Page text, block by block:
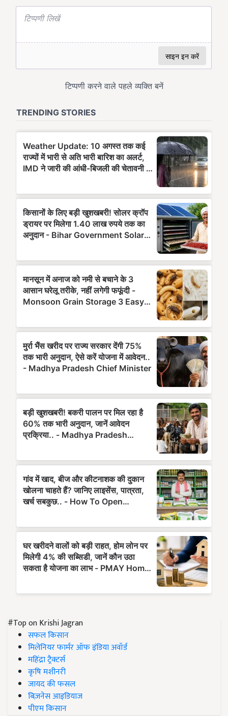
#Top on Krishi Jagran
सफल किसान
मिलेनियर फार्मर ऑफ इंडिया अवॉर्ड
महिंद्रा ट्रैक्टर्स
कृषि मशीनरी
जायद की फसल
बिज़नेस आइडियाज
पीएम किसान